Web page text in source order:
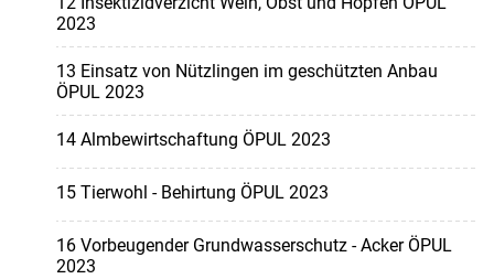
2023
13 Einsatz von Nützlingen im geschützten Anbau
ÖPUL 2023
14 Almbewirtschaftung ÖPUL 2023
15 Tierwohl - Behirtung ÖPUL 2023
16 Vorbeugender Grundwasserschutz - Acker ÖPUL
2023